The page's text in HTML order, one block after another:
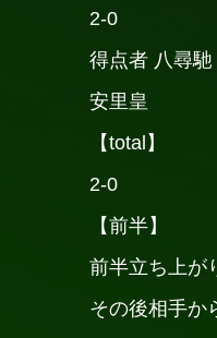
2-0
得点者 八尋馳
安里皇
【total】
2-0
【前半】
前半立ち上が
その後相手か